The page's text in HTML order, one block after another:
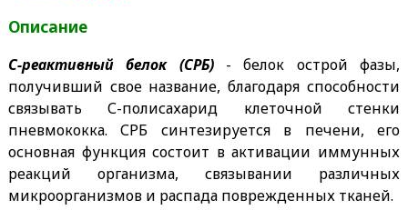
Описание
С-реактивный белок (СРБ)- белок острой фазы,
получивший свое название, благодаря способности
связывать С-полисахарид клеточной стенки
пневмококка. СРБ синтезируется в печени, его
основная функция состоит в активации иммунных
реакций организма, связывании различных
микроорганизмов и распада поврежденных тканей.